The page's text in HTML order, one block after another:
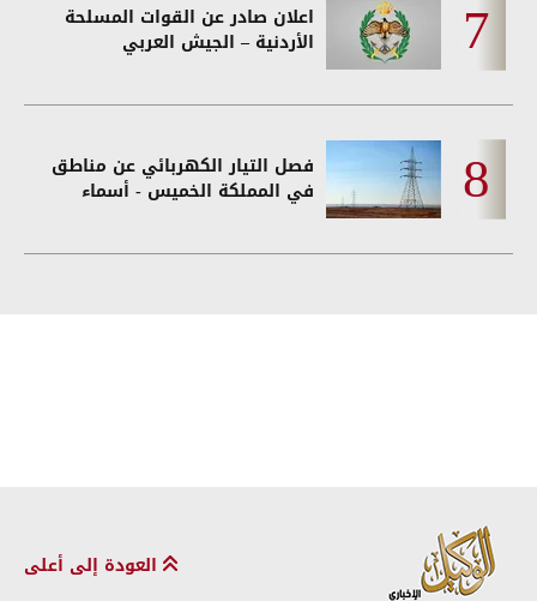
اعلان صادر عن القوات المسلحة
الأردنية – الجيش العربي
فصل التيار الكهربائي عن مناطق
في المملكة الخميس - أسماء
العودة إلى أعلى